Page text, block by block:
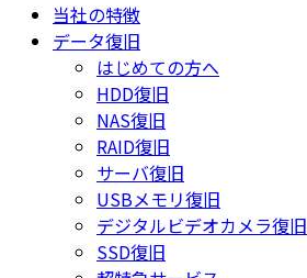
当社の特徴
データ復旧
はじめての方へ
HDD復旧
NAS復旧
RAID復旧
サーバ復旧
USBメモリ復旧
デジタルビデオカメラ復旧
SSD復旧